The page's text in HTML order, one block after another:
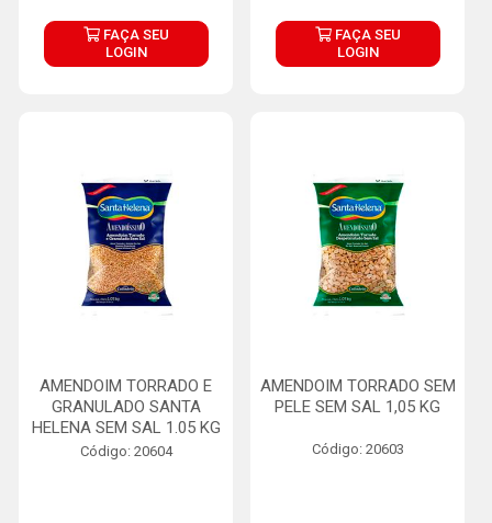
FAÇA SEU
LOGIN
FAÇA SEU
LOGIN
AMENDOIM TORRADO E
GRANULADO SANTA
HELENA SEM SAL 1.05 KG
Código: 20604
AMENDOIM TORRADO SEM
PELE SEM SAL 1,05 KG
Código: 20603